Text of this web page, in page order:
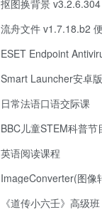
流舟文件 v1.7.18.b2
日常法语口语交际课
英语阅读课程
《道传小六壬》高级班